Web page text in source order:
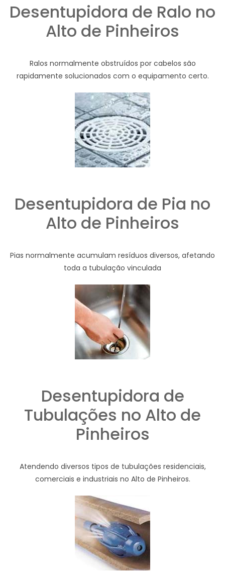
Desentupidora de Ralo no
Alto de Pinheiros
Ralos normalmente obstruídos por cabelos são
rapidamente solucionados com o equipamento certo.
Desentupidora de Pia no
Alto de Pinheiros
Pias normalmente acumulam resíduos diversos, afetando
toda a tubulação vinculada
Desentupidora de
Tubulações no Alto de
Pinheiros
Atendendo diversos tipos de tubulações residenciais,
comerciais e industriais no Alto de Pinheiros.